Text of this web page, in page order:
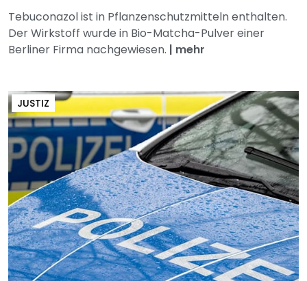
Tebuconazol ist in Pflanzenschutzmitteln enthalten.
Der Wirkstoff wurde in Bio-Matcha-Pulver einer
Berliner Firma nachgewiesen. | mehr
JUSTIZ